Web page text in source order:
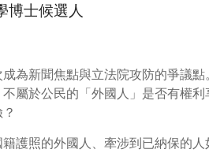
博士候選人
為新聞焦點與立法院攻防的爭議
屬於公民的「外國人」是否有權
護照的外國人、牽涉到已納保的人